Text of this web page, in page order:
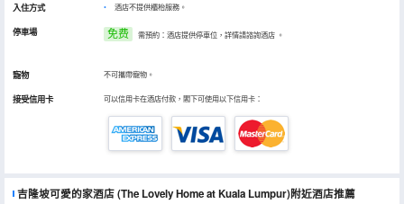
入住方式 酒店不提供櫃枱服務。
停車場 免费 需預約：酒店提供停車位，詳情請諮詢酒店 。
寵物 不可攜帶寵物。
接受信用卡 可以信用卡在酒店付款，閣下可使用以下信用卡：
吉隆坡可愛的家酒店(The Lovely Home at Kuala Lumpur)附近酒店推薦